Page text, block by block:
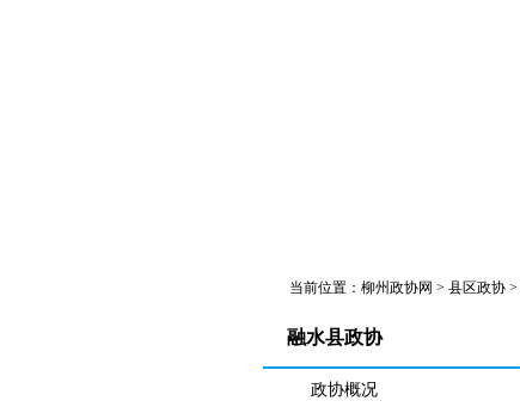
当前位置： 柳州政协网 > 县区政协 >
融水县政协
政协概况